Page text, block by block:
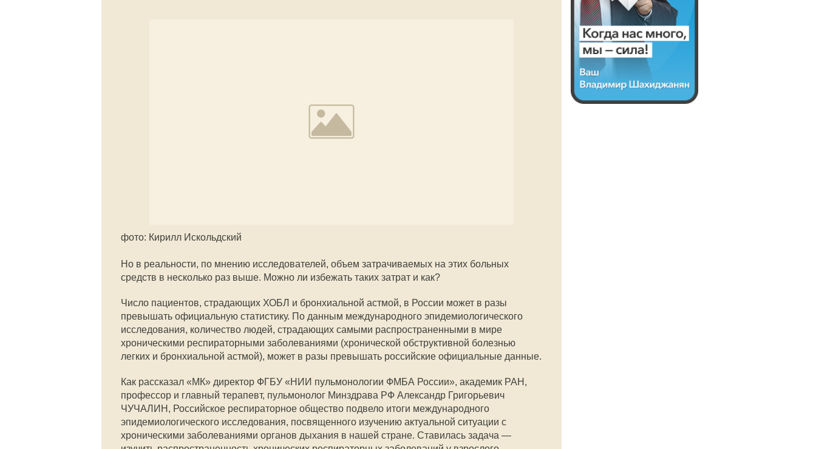
фото: Кирилл Искольдский
Но в реальности, по мнению исследователей, объем затрачиваемых на этих больных
средств в несколько раз выше. Можно ли избежать таких затрат и как?
Число пациентов, страдающих ХОБЛ и бронхиальной астмой, в России может в разы
превышать официальную статистику. По данным международного эпидемиологического
исследования, количество людей, страдающих самыми распространенными в мире
хроническими респираторными заболеваниями (хронической обструктивной болезнью
легких и бронхиальной астмой), может в разы превышать российские официальные данные.
Как рассказал «МК» директор ФГБУ «НИИ пульмонологии ФМБА России», академик РАН,
профессор и главный терапевт, пульмонолог Минздрава РФ Александр Григорьевич
ЧУЧАЛИН, Российское респираторное общество подвело итоги международного
эпидемиологического исследования, посвященного изучению актуальной ситуации с
хроническими заболеваниями органов дыхания в нашей стране. Ставилась задача —